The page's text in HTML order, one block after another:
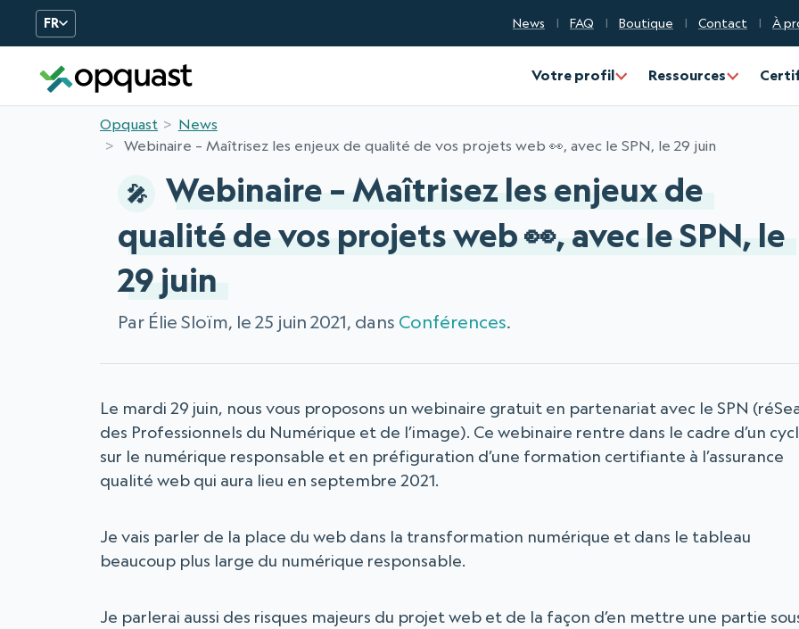
FR News FAQ Boutique Contact À
Votre profil Ressources
Opquast
News
Webinaire – Maîtrisez les enjeux de qualité de vos projets web 👀, avec le SPN, le 29 juin
Webinaire – Maîtrisez les enjeux de
qualité de vos projets web 👀, avec le SPN, le
29 juin
Par Élie Sloïm, le 25 juin 2021, dans Conférences.
Le mardi 29 juin, nous vous proposons un webinaire gratuit en partenariat avec le SPN
des Professionnels du Numérique et de l’image). Ce webinaire rentre dans le cadre d’un
sur le numérique responsable et en préfiguration d’une formation certifiante à l’assurance
qualité web qui aura lieu en septembre 2021.
Je vais parler de la place du web dans la transformation numérique et dans le tableau
beaucoup plus large du numérique responsable.
Je parlerai aussi des risques majeurs du projet web et de la façon d’en mettre une partie